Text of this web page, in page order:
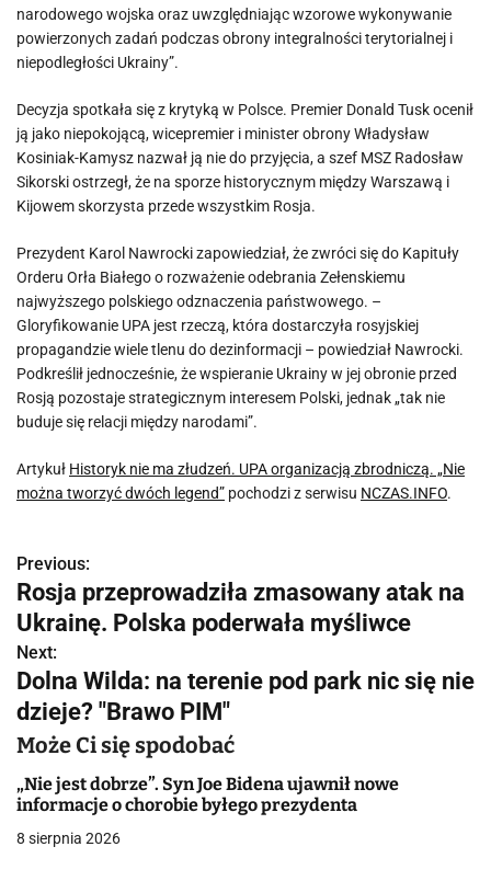
narodowego wojska oraz uwzględniając wzorowe wykonywanie
powierzonych zadań podczas obrony integralności terytorialnej i
niepodległości Ukrainy”.
Decyzja spotkała się z krytyką w Polsce. Premier Donald Tusk ocenił
ją jako niepokojącą, wicepremier i minister obrony Władysław
Kosiniak-Kamysz nazwał ją nie do przyjęcia, a szef MSZ Radosław
Sikorski ostrzegł, że na sporze historycznym między Warszawą i
Kijowem skorzysta przede wszystkim Rosja.
Prezydent Karol Nawrocki zapowiedział, że zwróci się do Kapituły
Orderu Orła Białego o rozważenie odebrania Zełenskiemu
najwyższego polskiego odznaczenia państwowego. –
Gloryfikowanie UPA jest rzeczą, która dostarczyła rosyjskiej
propagandzie wiele tlenu do dezinformacji – powiedział Nawrocki.
Podkreślił jednocześnie, że wspieranie Ukrainy w jej obronie przed
Rosją pozostaje strategicznym interesem Polski, jednak „tak nie
buduje się relacji między narodami”.
Artykuł Historyk nie ma złudzeń. UPA organizacją zbrodniczą. „Nie
można tworzyć dwóch legend” pochodzi z serwisu NCZAS.INFO.
N
a
w
i
g
a
c
Previous:
Rosja przeprowadziła zmasowany atak na
Ukrainę. Polska poderwała myśliwce
Next:
Dolna Wilda: na terenie pod park nic się nie
dzieje? "Brawo PIM"
Może Ci się spodobać
„Nie jest dobrze”. Syn Joe Bidena ujawnił nowe
informacje o chorobie byłego prezydenta
8 sierpnia 2026